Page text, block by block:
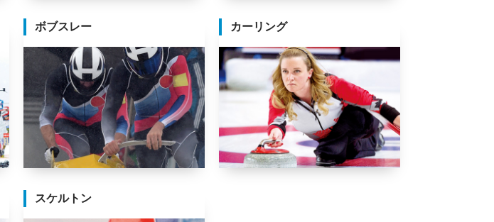
ボブスレー カーリング
スケルトン